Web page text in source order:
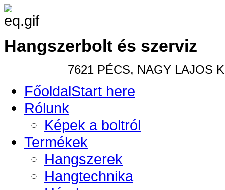
Hangszerbolt és szerviz
7621 PÉCS, NAGY LAJOS
FőoldalStart here
Rólunk
Képek a boltról
Termékek
Hangszerek
Hangtechnika